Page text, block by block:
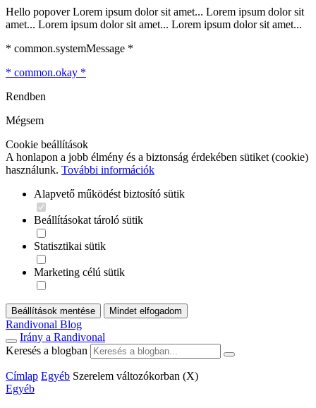
Hello popover Lorem ipsum dolor sit amet... Lorem ipsum dolor sit
amet... Lorem ipsum dolor sit amet... Lorem ipsum dolor sit amet...
* common.systemMessage *
* common.okay *
Rendben
Mégsem
Cookie beállítások
A honlapon a jobb élmény és a biztonság érdekében sütiket (cookie)
használunk. További információk
Alapvető működést biztosító sütik
Beállításokat tároló sütik
Statisztikai sütik
Marketing célú sütik
Beállítások mentése Mindet elfogadom
Randivonal Blog
Irány a Randivonal
Keresés a blogban
Címlap Egyéb Szerelem változókorban (X)
Egyéb